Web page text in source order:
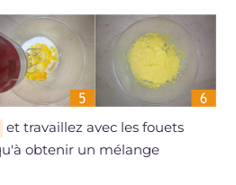
et travaillez avec les fouets
obtenir un mélange